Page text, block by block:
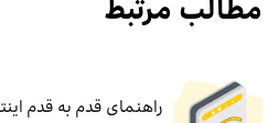
مطالب مرتبط